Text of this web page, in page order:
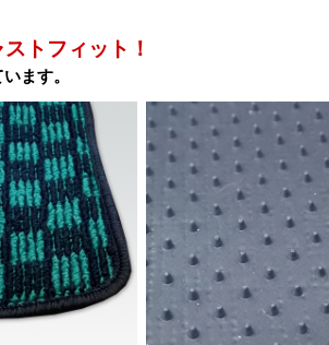
トフィット！
ます。